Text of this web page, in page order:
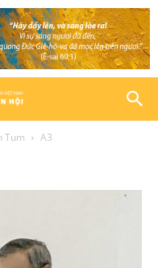
Tum A3